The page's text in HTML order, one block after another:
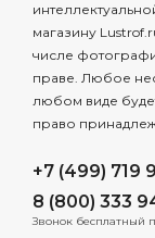
магазину
числе
праве. Любое
любом виде
право
+7 (499) 719
8 (800) 333
Звонок бесплатный